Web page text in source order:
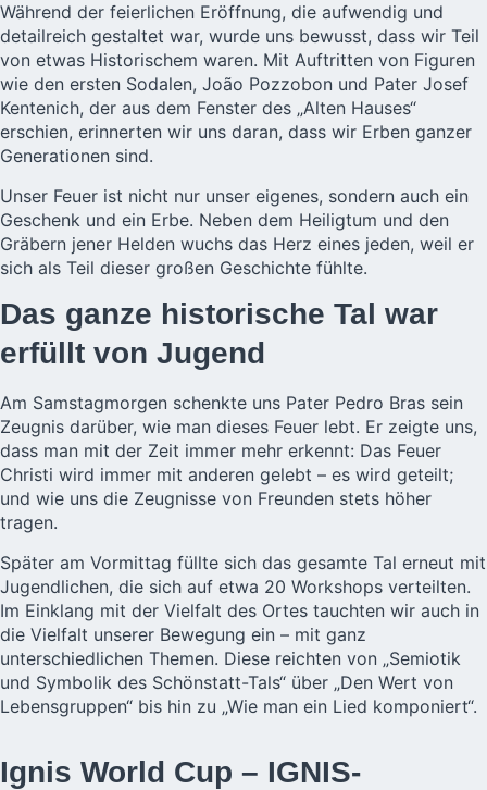
Während der feierlichen Eröffnung, die aufwendig und
detailreich gestaltet war, wurde uns bewusst, dass wir Teil
von etwas Historischem waren. Mit Auftritten von Figuren
wie den ersten Sodalen, João Pozzobon und Pater Josef
Kentenich, der aus dem Fenster des „Alten Hauses“
erschien, erinnerten wir uns daran, dass wir Erben ganzer
Generationen sind.
Unser Feuer ist nicht nur unser eigenes, sondern auch ein
Geschenk und ein Erbe. Neben dem Heiligtum und den
Gräbern jener Helden wuchs das Herz eines jeden, weil er
sich als Teil dieser großen Geschichte fühlte.
Das ganze historische Tal war
erfüllt von Jugend
Am Samstagmorgen schenkte uns Pater Pedro Bras sein
Zeugnis darüber, wie man dieses Feuer lebt. Er zeigte uns,
dass man mit der Zeit immer mehr erkennt: Das Feuer
Christi wird immer mit anderen gelebt – es wird geteilt;
und wie uns die Zeugnisse von Freunden stets höher
tragen.
Später am Vormittag füllte sich das gesamte Tal erneut mit
Jugendlichen, die sich auf etwa 20 Workshops verteilten.
Im Einklang mit der Vielfalt des Ortes tauchten wir auch in
die Vielfalt unserer Bewegung ein – mit ganz
unterschiedlichen Themen. Diese reichten von „Semiotik
und Symbolik des Schönstatt-Tals“ über „Den Wert von
Lebensgruppen“ bis hin zu „Wie man ein Lied komponiert“.
Ignis World Cup – IGNIS-